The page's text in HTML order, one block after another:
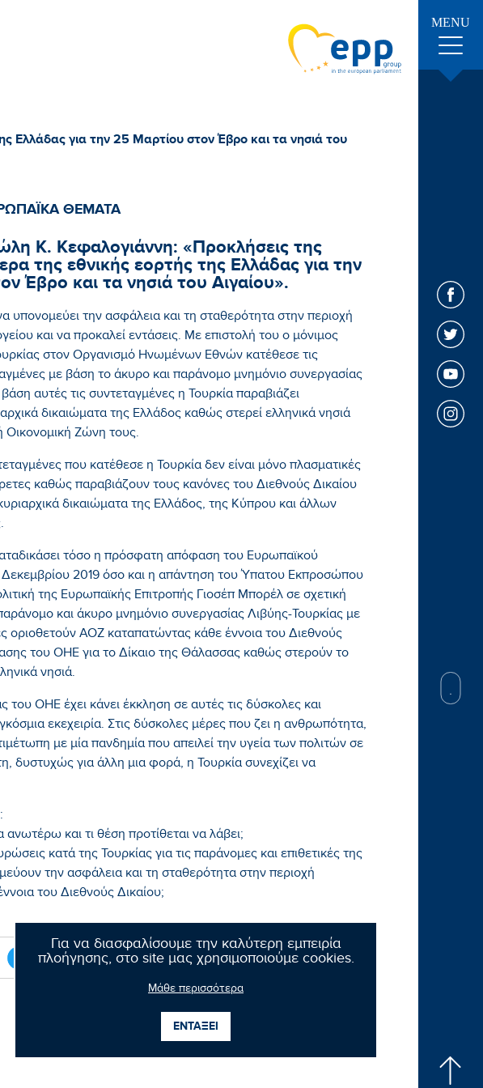
MENU
Για να διασφαλίσουμε την καλύτερη εμπειρία
πλοήγησης, στο site μας χρησιμοποιούμε cookies.
Μάθε περισσότερα
ΕΝΤΑΞΕΙ
Ελλάδας για την 25 Μαρτίου στον Έβρο και τα νησιά του
ΘΕΜΑΤΑ
Κ. Κεφαλογιάννη: «Προκλήσεις της
της εθνικής εορτής της Ελλάδας για την
Έβρο και τα νησιά του Αιγαίου».
υπονομεύει την ασφάλεια και τη σταθερότητα στην περιοχή
και να προκαλεί εντάσεις. Με επιστολή του ο μόνιμος
στον Οργανισμό Ηνωμένων Εθνών κατέθεσε τις
με βάση το άκυρο και παράνομο μνημόνιο συνεργασίας
αυτές τις συντεταγμένες η Τουρκία παραβιάζει
δικαιώματα της Ελλάδος καθώς στερεί ελληνικά νησιά
Οικονομική Ζώνη τους.
που κατέθεσε η Τουρκία δεν είναι μόνο πλασματικές
καθώς παραβιάζουν τους κανόνες του Διεθνούς Δικαίου
δικαιώματα της Ελλάδος, της Κύπρου και άλλων
τόσο η πρόσφατη απόφαση του Ευρωπαϊκού
Δεκεμβρίου 2019 όσο και η απάντηση του Ύπατου Εκπροσώπου
της Ευρωπαϊκής Επιτροπής Γιοσέπ Μπορέλ σε σχετική
και άκυρο μνημόνιο συνεργασίας Λιβύης-Τουρκίας με
οριοθετούν ΑΟΖ καταπατώντας κάθε έννοια του Διεθνούς
του ΟΗΕ για το Δίκαιο της Θάλασσας καθώς στερούν το
νησιά.
του ΟΗΕ έχει κάνει έκκληση σε αυτές τις δύσκολες και
εκεχειρία. Στις δύσκολες μέρες που ζει η ανθρωπότητα,
με μία πανδημία που απειλεί την υγεία των πολιτών σε
δυστυχώς για άλλη μια φορά, η Τουρκία συνεχίζει να
ανωτέρω και τι θέση προτίθεται να λάβει;
κατά της Τουρκίας για τις παράνομες και επιθετικές της
την ασφάλεια και τη σταθερότητα στην περιοχή
του Διεθνούς Δικαίου;